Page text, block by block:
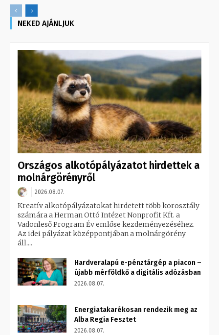
NEKED AJÁNLJUK
Országos alkotópályázatot hirdettek a
molnárgörényről
2026.08.07.
Kreatív alkotópályázatokat hirdetett több korosztály
számára a Herman Ottó Intézet Nonprofit Kft. a
Vadonleső Program Év emlőse kezdeményezéséhez.
Az idei pályázat középpontjában a molnárgörény
áll....
Hardveralapú e-pénztárgép a piacon –
újabb mérföldkő a digitális adózásban
2026.08.07.
Energiatakarékosan rendezik meg az
Alba Regia Fesztet
2026.08.07.